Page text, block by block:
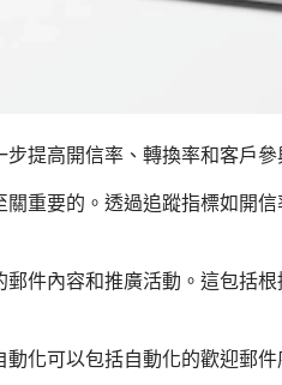
提高開信率、轉換率和客戶
關重要的。透過追蹤指標如開
郵件內容和推廣活動。這包括
動化可以包括自動化的歡迎郵